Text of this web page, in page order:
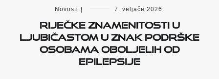
Novosti 7. veljače 2026.
Riječke znamenitosti u
ljubičastom u znak podrške
osobama oboljelih od
epilepsije